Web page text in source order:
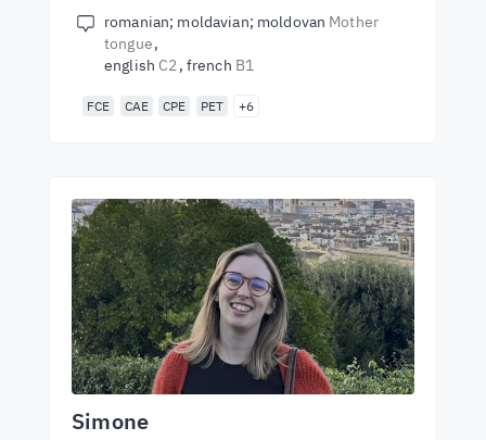
romanian; moldavian; moldovan Mother
tongue
english C2 french B1
FCE CAE CPE PET +6
Simone